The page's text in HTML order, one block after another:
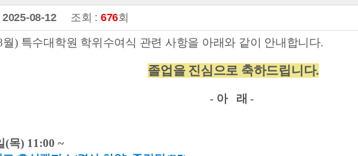
2025-08-12조회 : 676회
월) 특수대학원 학위수여식 관련 사항을 아래와 같이 안내합니다.
졸업을 진심으로 축하드립니다.
- 아 래 -
(목) 11:00 ~